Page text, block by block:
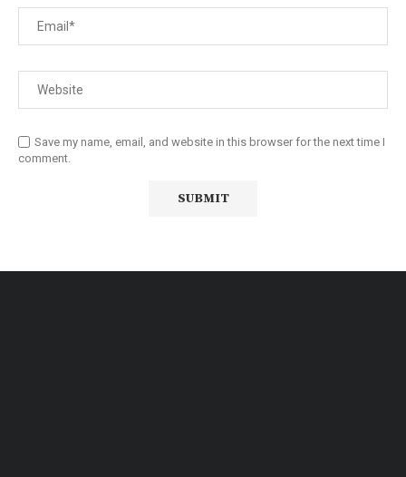
Save my name, email, and website in this browser for the next time I
comment.